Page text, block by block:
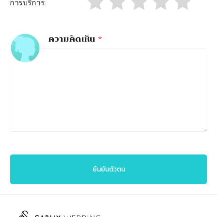
การบริการ
ความคิดเห็น *
ยืนยันตัวตน